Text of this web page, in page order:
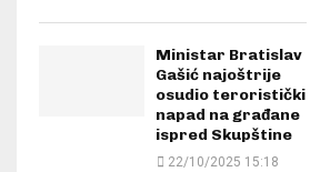
Ministar Bratislav
Gašić najoštrije
osudio teroristički
napad na građane
ispred Skupštine
22/10/2025 15:18